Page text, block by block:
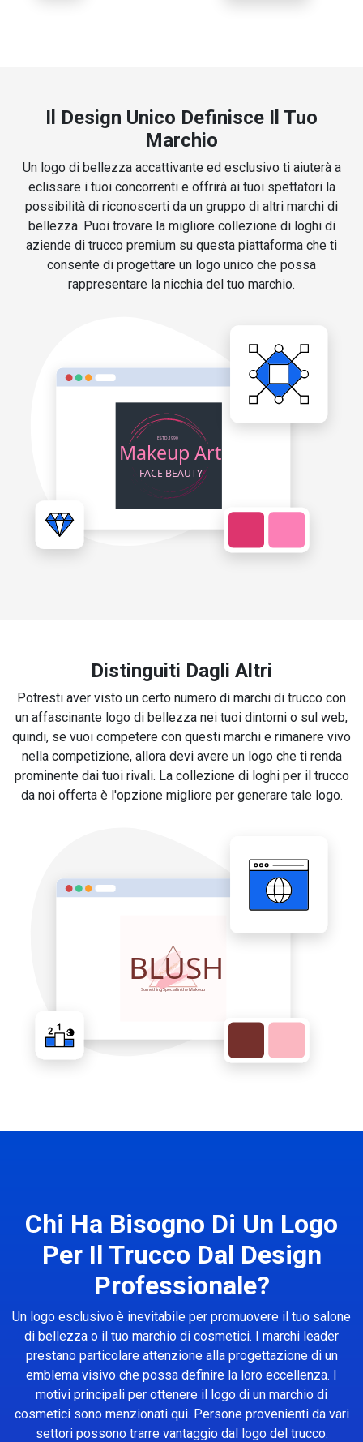
Il Design Unico Definisce Il Tuo
Marchio
Un logo di bellezza accattivante ed esclusivo ti aiuterà a
eclissare i tuoi concorrenti e offrirà ai tuoi spettatori la
possibilità di riconoscerti da un gruppo di altri marchi di
bellezza. Puoi trovare la migliore collezione di loghi di
aziende di trucco premium su questa piattaforma che ti
consente di progettare un logo unico che possa
rappresentare la nicchia del tuo marchio.
Distinguiti Dagli Altri
Potresti aver visto un certo numero di marchi di trucco con
un affascinante logo di bellezza nei tuoi dintorni o sul web,
quindi, se vuoi competere con questi marchi e rimanere vivo
nella competizione, allora devi avere un logo che ti renda
prominente dai tuoi rivali. La collezione di loghi per il trucco
da noi offerta è l'opzione migliore per generare tale logo.
Chi Ha Bisogno Di Un Logo
Per Il Trucco Dal Design
Professionale?
Un logo esclusivo è inevitabile per promuovere il tuo salone
di bellezza o il tuo marchio di cosmetici. I marchi leader
prestano particolare attenzione alla progettazione di un
emblema visivo che possa definire la loro eccellenza. I
motivi principali per ottenere il logo di un marchio di
cosmetici sono menzionati qui. Persone provenienti da vari
settori possono trarre vantaggio dal logo del trucco.